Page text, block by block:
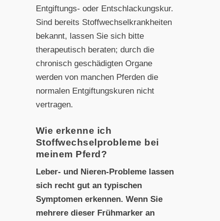
Entgiftungs- oder Entschlackungskur.
Sind bereits Stoffwechselkrankheiten
bekannt, lassen Sie sich bitte
therapeutisch beraten; durch die
chronisch geschädigten Organe
werden von manchen Pferden die
normalen Entgiftungskuren nicht
vertragen.
Wie erkenne ich
Stoffwechselprobleme bei
meinem Pferd?
Leber- und Nieren-Probleme lassen
sich recht gut an typischen
Symptomen erkennen. Wenn Sie
mehrere dieser Frühmarker an